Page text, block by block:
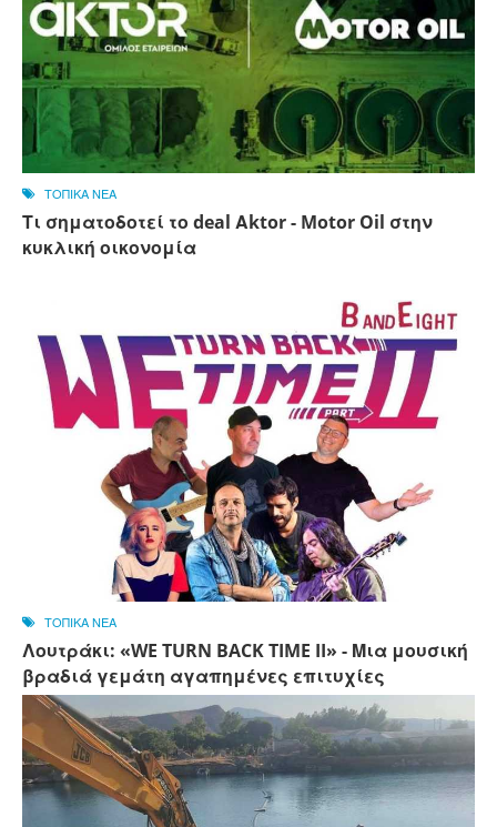
ΤΟΠΙΚΑ ΝΕΑ
Τι σηματοδοτεί το deal Αktor - Motor Oil στην
κυκλική οικονομία
ΤΟΠΙΚΑ ΝΕΑ
Λουτράκι: «WE TURN BACK TIME II» - Μια μουσική
βραδιά γεμάτη αγαπημένες επιτυχίες